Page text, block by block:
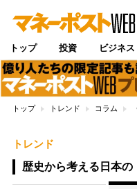
トップ 投資 ビジネス
トップ トレンド コラム
トレンド
歴史から考える日本の